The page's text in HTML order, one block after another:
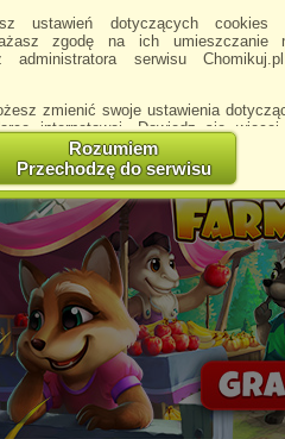
ustawień dotyczących cookies
zgodę na ich umieszczanie
administratora serwisu
zmienić swoje ustawienia
internetowej. Dowiedz się
http://chomikuj.pl/
że zmiana ustawień
korzystania ze strony
twojej zgody na akceptację
serwisu chomikuj.pl.
cookiesprzezZaufanych
do Twoich potrzeb, analiza
spowoduje, że wyświetlana Ci
do Twoich preferencji, a będzie
zmiany ustawień przeglądarki
Rozumiem
Przechodzę do serwisu